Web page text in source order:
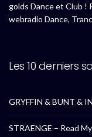
golds Dance et Club !
webradio Dance,
Les 10 derniers
GRYFFIN & BUNT &
STRAENGE – Read